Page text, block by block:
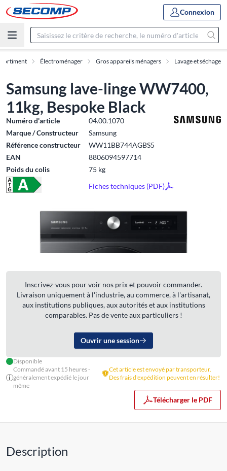
Connexion
Électroménager Gros appareils ménagers Lavage et séchage
Samsung lave-linge WW7400,
11kg, Bespoke Black
Numéro d'article
04.00.1070
Marque / Constructeur
Samsung
Référence constructeur
WW11BB744AGBS5
EAN
8806094597714
Poids du colis
75 kg
Fiches techniques (PDF)
Inscrivez-vous pour voir nos prix et pouvoir commander.
Livraison uniquement à l'industrie, au commerce, à l'artisanat,
aux institutions publiques, aux autorités et aux institutions
comparables. Pas de vente aux particuliers !
Ouvrir une session
Disponible
Commandé avant 15 heures -
généralement expédié le jour
même
Cet article est envoyé par transporteur.
Des frais d'expédition peuvent en résulter!
Télécharger le PDF
Description